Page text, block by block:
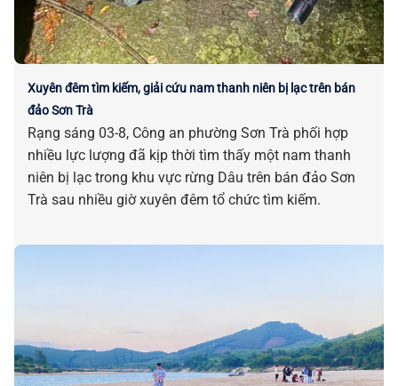
Xuyên đêm tìm kiếm, giải cứu nam thanh niên bị lạc trên bán
đảo Sơn Trà
Rạng sáng 03-8, Công an phường Sơn Trà phối hợp
nhiều lực lượng đã kịp thời tìm thấy một nam thanh
niên bị lạc trong khu vực rừng Dâu trên bán đảo Sơn
Trà sau nhiều giờ xuyên đêm tổ chức tìm kiếm.